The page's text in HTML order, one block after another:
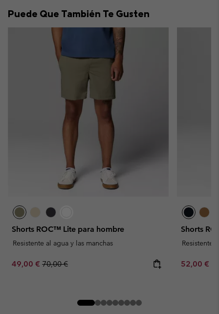
Puede Que También Te Gusten
Shorts ROC™ Lite para hombre
Resistente al agua y las manchas
Sale price:
49,00 € Regular price:
70,00 €
Shorts
Resistente
Minimum
52,00 €